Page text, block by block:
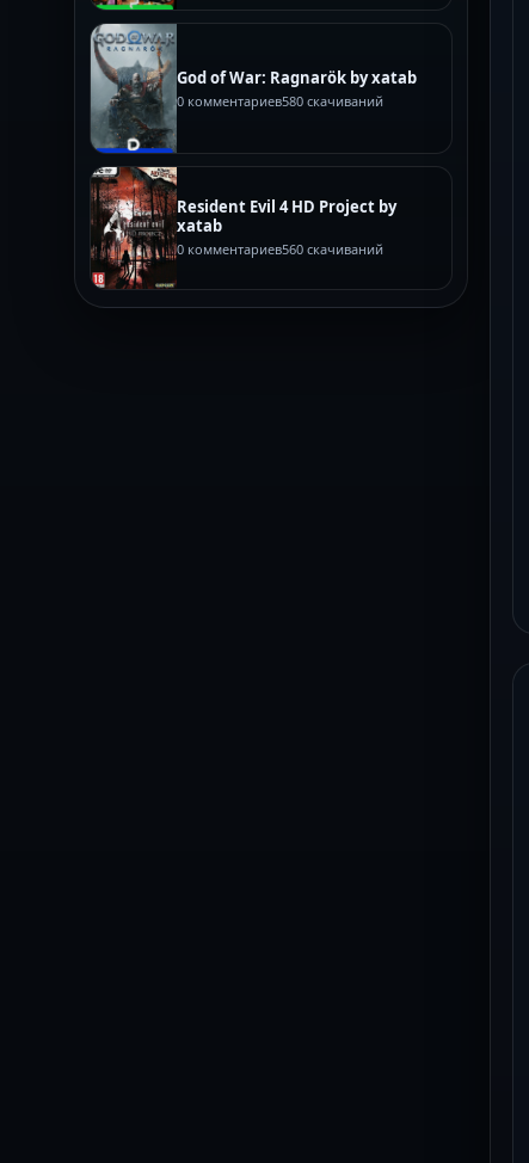
God of War: Ragnarök by xatab
0 комментариев580 скачиваний
Resident Evil 4 HD Project by
xatab
0 комментариев560 скачиваний